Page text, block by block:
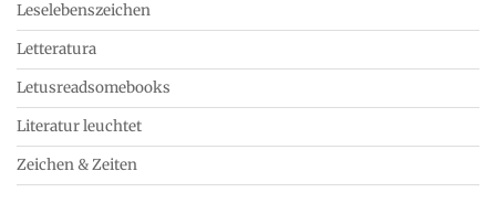
Leselebenszeichen
Letteratura
Letusreadsomebooks
Literatur leuchtet
Zeichen & Zeiten